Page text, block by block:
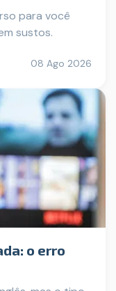
para você
sustos.
08 Ago 2026
o erro